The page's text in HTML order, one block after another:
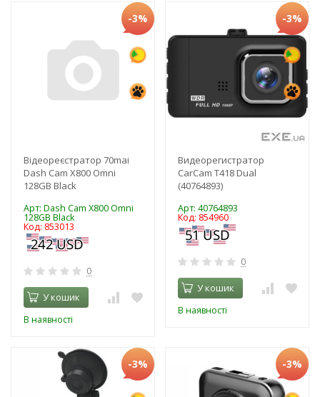
-3%
Відеореєстратор 70mai
Dash Cam X800 Omni
128GB Black
Арт: Dash Cam X800 Omni
128GB Black
Код: 853013
0
У кошик
В наявності
-3%
Видеорегистратор
CarCam T418 Dual
(40764893)
Арт: 40764893
Код: 854960
0
У кошик
В наявності
-3% -3%